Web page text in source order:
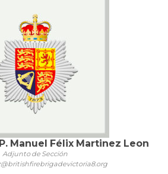
Manuel Félix Martinez Leon
Adjunto de Sección